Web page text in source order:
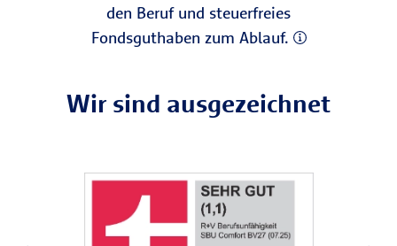
den Beruf und steuerfreies
Fondsguthaben zum Ablauf.
Wir sind ausgezeichnet